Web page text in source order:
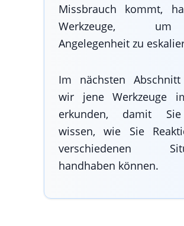
Missbrauch kommt,
Werkzeuge,
Angelegenheit zu
Im nächsten
wir jene Werkzeuge
erkunden, damit
wissen, wie Sie
verschiedenen
handhaben können.